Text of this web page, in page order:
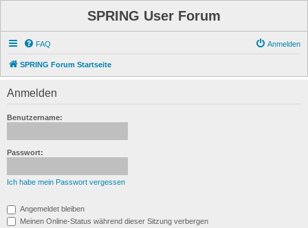
SPRING User Forum
FAQ Anmelden
SPRING Forum Startseite
Anmelden
Benutzername:
Passwort:
Ich habe mein Passwort vergessen
Angemeldet bleiben
Meinen Online-Status während dieser Sitzung verbergen